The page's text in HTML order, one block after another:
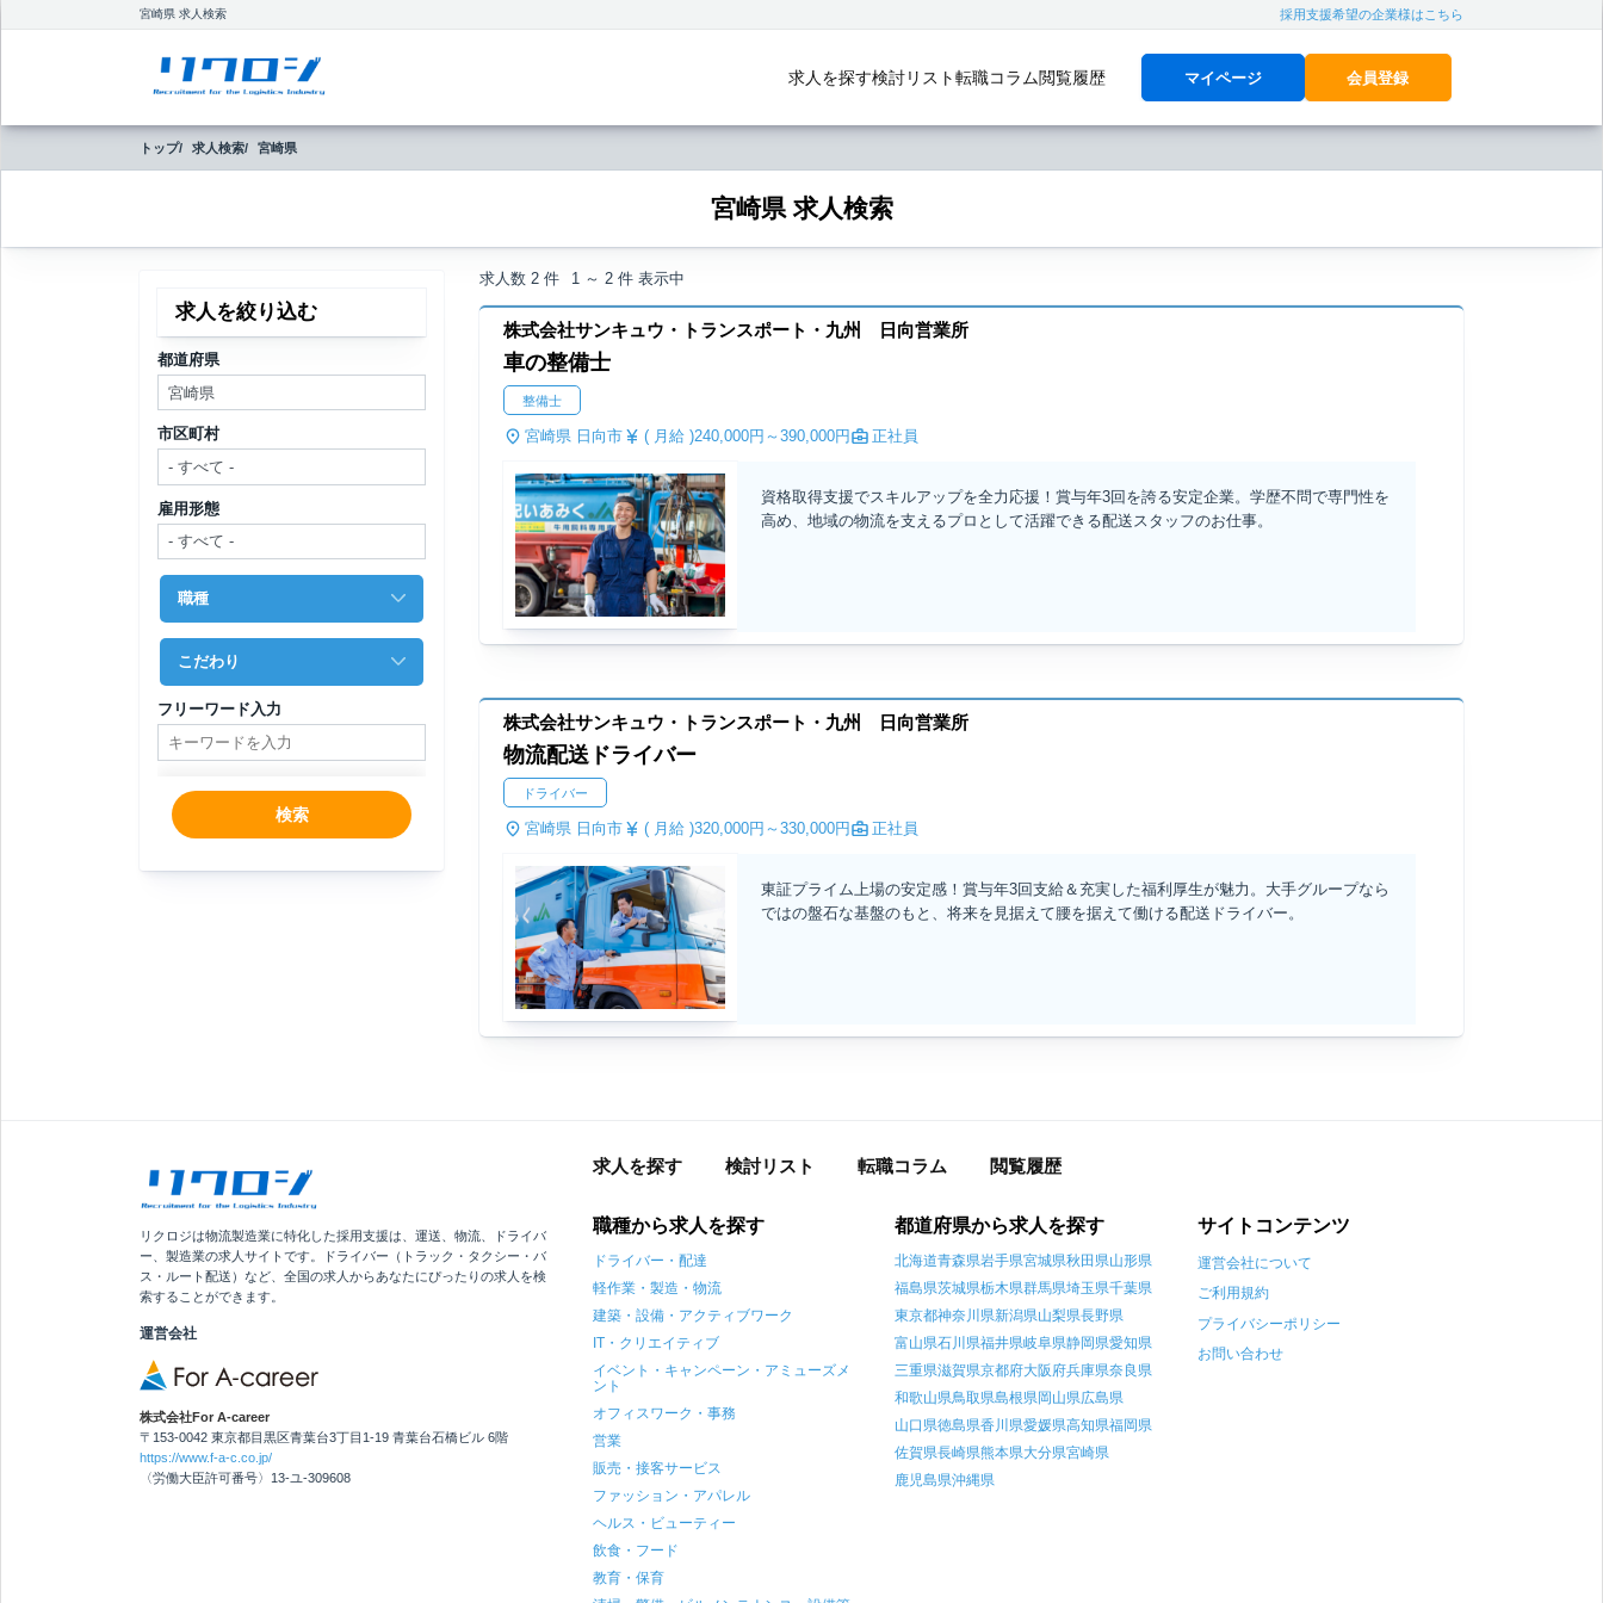
宮崎県 求人検索 採用支援希望の企業様はこちら
求人を探す検討リスト転職コラム閲覧履歴 マイページ 会員登録
トップ 求人検索 宮崎県
宮崎県 求人検索
求人を絞り込む
都道府県
市区町村
雇用形態
職種
こだわり
フリーワード入力
求人数 2 件 1 ～ 2 件 表示中
株式会社サンキュウ・トランスポート・九州 日向営業所
車の整備士
整備士
宮崎県 日向市 ( 月給 )240,000円～ 390,000円 正社員
資格取得支援でスキルアップを全力応援！賞与年3回を誇る安定企業。学歴不問で専門性を
高め、地域の物流を支えるプロとして活躍できる配送スタッフのお仕事。
株式会社サンキュウ・トランスポート・九州 日向営業所
物流配送ドライバー
ドライバー
宮崎県 日向市 ( 月給 )320,000円～ 330,000円 正社員
東証プライム上場の安定感！賞与年3回支給＆充実した福利厚生が魅力。大手グループなら
ではの盤石な基盤のもと、将来を見据えて腰を据えて働ける配送ドライバー。
リクロジは物流製造業に特化した採用支援は、運送、物流、ドライバ
ー、製造業の求人サイトです。ドライバー（トラック・タクシー・バ
ス・ルート配送）など、全国の求人からあなたにぴったりの求人を検
索することができます。
運営会社
株式会社For A-career
〒153-0042 東京都目黒区青葉台3丁目1-19 青葉台石橋ビル 6階
https://www.f-a-c.co.jp/
〈労働大臣許可番号〉13-ユ-309608
求人を探す 検討リスト 転職コラム 閲覧履歴
職種から求人を探す
ドライバー・配達
軽作業・製造・物流
建築・設備・アクティブワーク
IT・クリエイティブ
イベント・キャンペーン・アミューズメ
ント
オフィスワーク・事務
営業
販売・接客サービス
ファッション・アパレル
ヘルス・ビューティー
飲食・フード
教育・保育
都道府県から求人を探す
北海道青森県岩手県宮城県秋田県山形県
福島県茨城県栃木県群馬県埼玉県千葉県
東京都神奈川県新潟県山梨県長野県
富山県石川県福井県岐阜県静岡県愛知県
三重県滋賀県京都府大阪府兵庫県奈良県
和歌山県鳥取県島根県岡山県広島県
山口県徳島県香川県愛媛県高知県福岡県
佐賀県長崎県熊本県大分県宮崎県
鹿児島県沖縄県
サイトコンテンツ
運営会社について
ご利用規約
プライバシーポリシー
お問い合わせ